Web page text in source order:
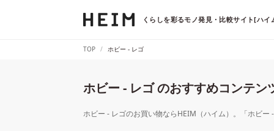
くらしを彩るモノ発見・比較サイト[ハイ
TOP ホビー - レゴ
ホビー - レゴ のおすすめコンテン
ホビー - レゴのお買い物ならHEIM（ハイム）。「ホビ